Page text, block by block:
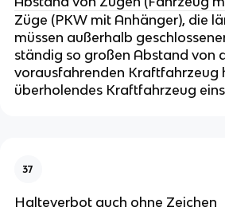
Züge (PKW mit Anhänger), die
müssen außerhalb
ständig so großen Abstand von
vorausfahrenden Kraftfahrzeug
überholendes Kraftfahrzeug
37
Halteverbot auch ohne Zeichen